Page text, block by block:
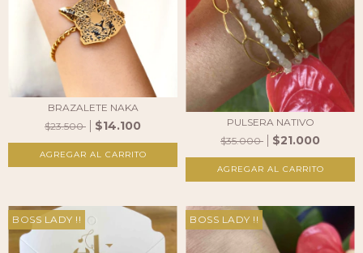
BRAZALETE NAKA
$23.500
$14.100
PULSERA NATIVO
$35.000
$21.000
BOSS LADY !! BOSS LADY !!